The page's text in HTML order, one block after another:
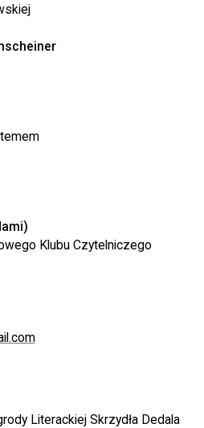
Klubu Czytelniczego
Literackiej Skrzydła Dedala